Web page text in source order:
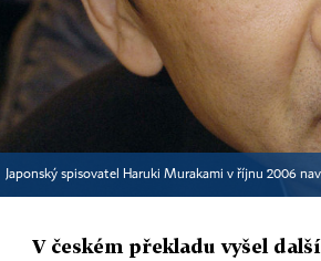
Japonský spisovatel Haruki Murakami v říjnu 2006
V českém překladu vyšel